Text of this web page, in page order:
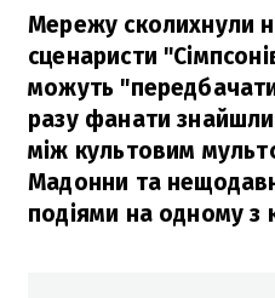
Мережу сколихнули
сценаристи
можуть
разу фанати
між культовим
Мадонни та
подіями на одному з